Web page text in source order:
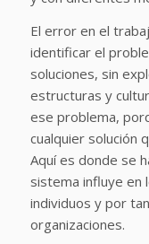
El error en el
identificar el
soluciones, sin
estructuras y
ese problema,
cualquier solución
Aquí es donde se
sistema influye en
individuos y por
organizaciones.